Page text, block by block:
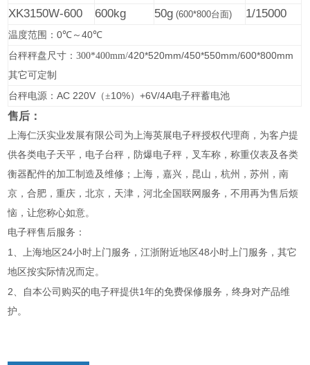
XK3150W-600
600kg 50g (600*800台面) 1/15000
温度范围：0℃ ～40℃
台秤秤盘尺寸：300*400mm/420*520mm/450*550mm/600*800mm
其它可定制
台秤电源：AC 220V （±10%）+6V/4A电子秤蓄电池
售后：
上海仁沃实业发展有限公司为上海英展电子秤授权代理商，为客户提
供各类电子天平，电子台秤，防爆电子秤，叉车称，称重仪表及各类
衡器配件的加工制造及维修；上海，嘉兴，昆山，杭州，苏州，南
京，合肥，重庆，北京，天津，河北全国联网服务，不用再为售后烦
恼，让您称心如意。
电子秤售后服务：
1 、上海地区24小时上门服务，江浙附近地区48小时上门服务，其它
地区按实际情况而定。
2、自本公司购买的电子秤提供1年的免费保修服务，终身对产品维
护。